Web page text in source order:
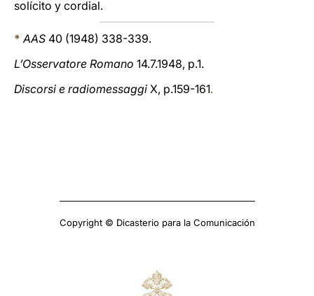
solícito y cordial.
* AAS 40 (1948) 338-339.
L’Osservatore Romano 14.7.1948, p.1.
Discorsi e radiomessaggi X, p.159-161.
Copyright © Dicasterio para la Comunicación